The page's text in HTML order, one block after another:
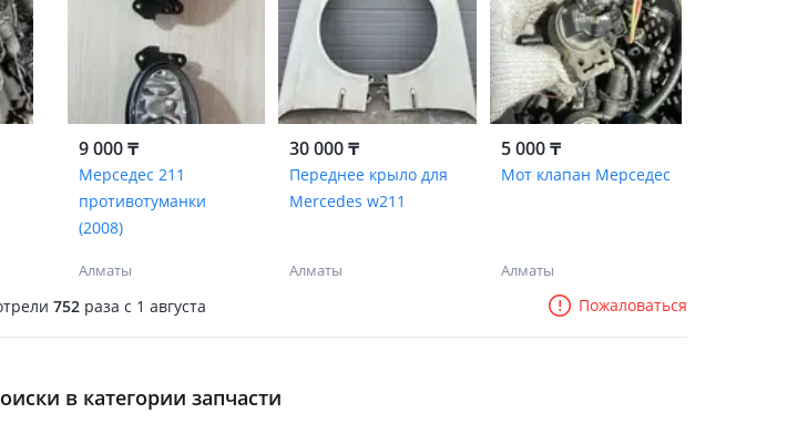
9 000 ₸
Мерседес 211
противотуманки
(2008)
Алматы
30 000 ₸
Переднее крыло для
Mercedes w211
Алматы
5 000 ₸
Мот клапан Мерседес
Алматы
752 раза c 1 августа Пожаловаться
в категории запчасти